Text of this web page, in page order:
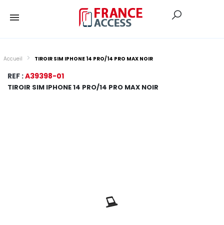
Accueil TIROIR SIM IPHONE 14 PRO/14 PRO MAX NOIR
REF :A39398-01
TIROIR SIM IPHONE 14 PRO/14 PRO MAX NOIR